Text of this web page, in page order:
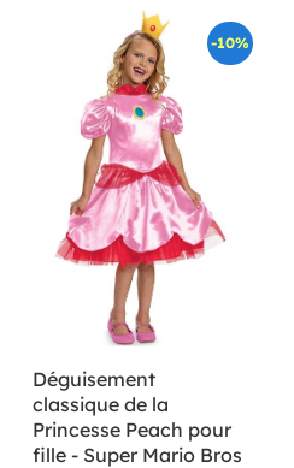
-10%
Déguisement
classique de la
Princesse Peach pour
fille - Super Mario Bros